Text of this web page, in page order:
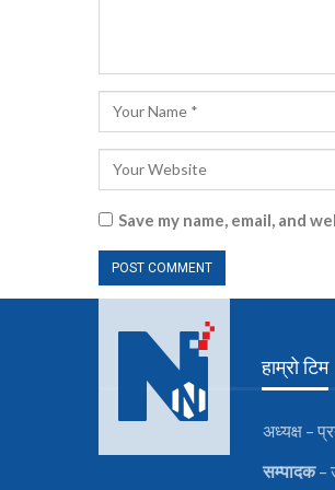
Save my name, email, and
हाम्रो टिम
अध्यक्ष –
सम्पादक–